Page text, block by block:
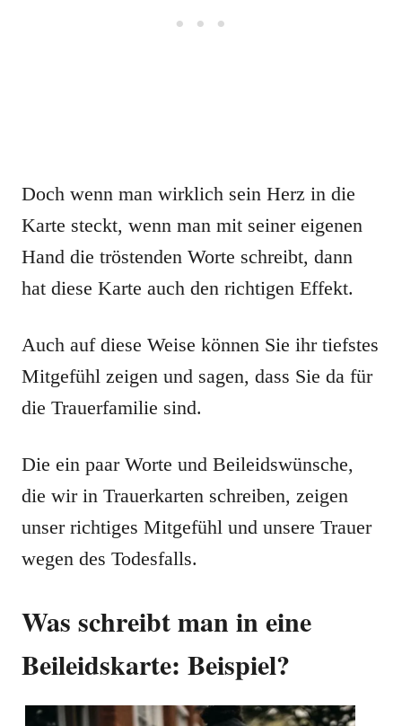
Doch wenn man wirklich sein Herz in die
Karte steckt, wenn man mit seiner eigenen
Hand die tröstenden Worte schreibt, dann
hat diese Karte auch den richtigen Effekt.
Auch auf diese Weise können Sie ihr tiefstes
Mitgefühl zeigen und sagen, dass Sie da für
die Trauerfamilie sind.
Die ein paar Worte und Beileidswünsche,
die wir in Trauerkarten schreiben, zeigen
unser richtiges Mitgefühl und unsere Trauer
wegen des Todesfalls.
Was schreibt man in eine
Beileidskarte: Beispiel?